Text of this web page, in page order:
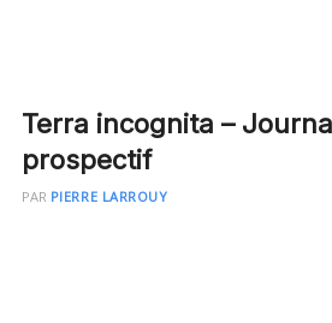
Terra incognita –
prospectif
PAR PIERRE LARROUY